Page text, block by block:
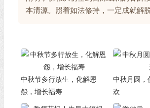
本清源。照着如法修持，一定成就解
中秋节多行放生，化解恩
怨，增长福寿
中秋月圆，
欢